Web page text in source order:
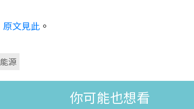
原文見此 。
源
你可能也想看